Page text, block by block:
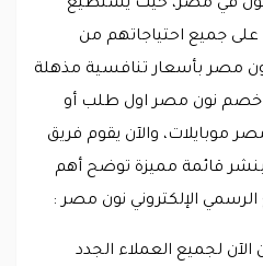
نون في مصر، حيث يستطيع
جميع احتياجاتهم من
مصر بأسعار تنافسية مذهلة
خصم نون مصر اول طلب أو
موبايلات، والآن يقوم فريق
قائمة مميزة توضح أهم
الإلكتروني نون مصر :
لجميع العملاء الجدد